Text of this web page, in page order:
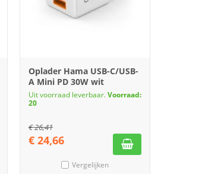
Oplader Hama USB-C/USB-
A Mini PD 30W wit
Uit voorraad leverbaar.Voorraad:
20
€26,41
€ 24,66
Vergelijken